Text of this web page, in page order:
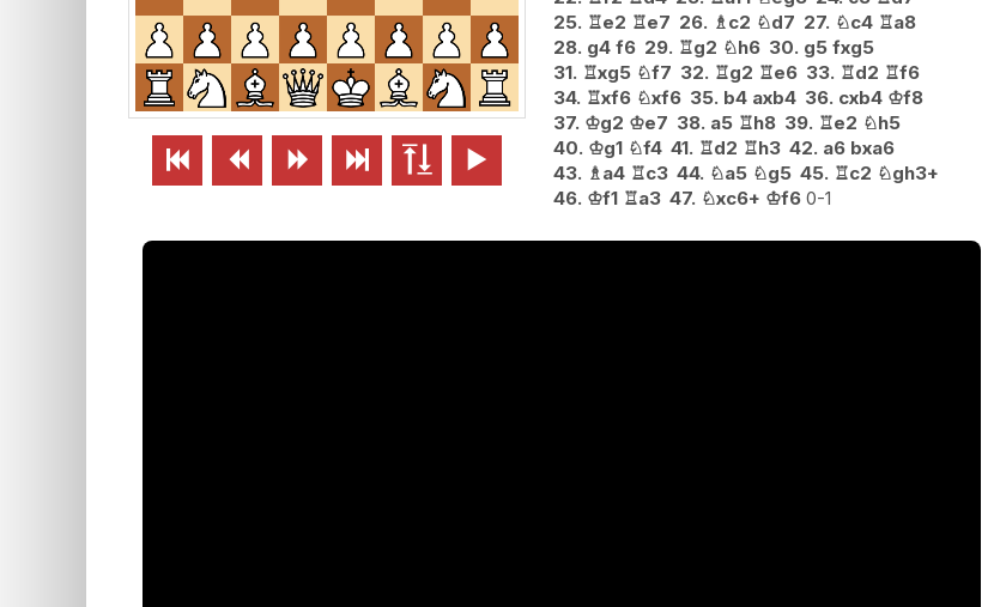
     
25. ♖e2 ♖e7 26. ♗ c2 ♘d7 27. ♘c4 ♖a8
28. g4 f6 29. ♖g2 ♘h6 30. g5 fxg5
31. ♖xg5 ♘f7 32. ♖g2 ♖e6 33. ♖d2 ♖f6
34. ♖xf6 ♘xf6 35. b4 axb4 36. cxb4 ♔f8
37. ♔g2 ♔e7 38. a5 ♖h8 39. ♖e2 ♘h5
40. ♔g1 ♘f4 41. ♖d2 ♖h3 42. a6 bxa6
43. ♗ a4 ♖c3 44. ♘a5 ♘g5 45. ♖c2 ♘gh3+
46. ♔f1 ♖a3 47. ♘xc6+ ♔f6 0-1